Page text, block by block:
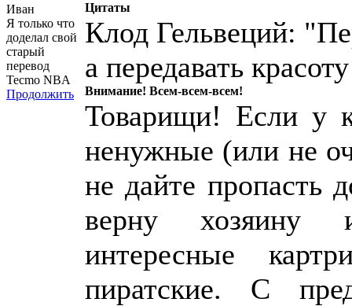
Иван
Я только что
доделал свой
старый
перевод
Tecmo NBA
Продолжить
Цитаты
Клод Гельвеций:
а передавать
Внимание! Всем-всем-всем!
Товарищи! Если у
ненужные (или не
не дайте пропасть
верну хозяину
интересные
пиратские. С